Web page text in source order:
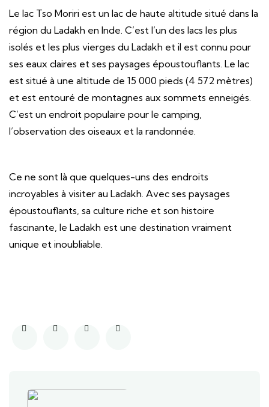
Le lac Tso Moriri est un lac de haute altitude situé dans la
région du Ladakh en Inde. C’est l’un des lacs les plus
isolés et les plus vierges du Ladakh et il est connu pour
ses eaux claires et ses paysages époustouflants. Le lac
est situé à une altitude de 15 000 pieds (4 572 mètres)
et est entouré de montagnes aux sommets enneigés.
C’est un endroit populaire pour le camping,
l’observation des oiseaux et la randonnée.
Ce ne sont là que quelques-uns des endroits
incroyables à visiter au Ladakh. Avec ses paysages
époustouflants, sa culture riche et son histoire
fascinante, le Ladakh est une destination vraiment
unique et inoubliable.